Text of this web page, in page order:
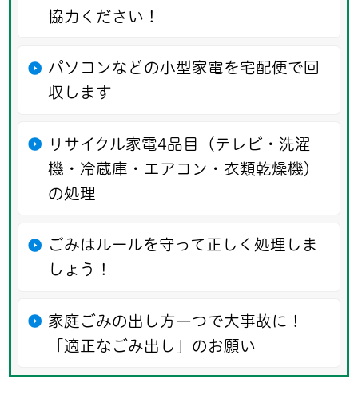
協力ください！
パソコンなどの小型家電を宅配便で回
収します
リサイクル家電4品目（テレビ・洗濯
機・冷蔵庫・エアコン・衣類乾燥機）
の処理
ごみはルールを守って正しく処理しま
しょう！
家庭ごみの出し方一つで大事故に！
「適正なごみ出し」のお願い